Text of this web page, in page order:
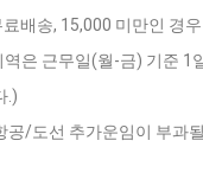
료배송, 15,000 미만인 경
은 근무일(월-금) 기준
.)
공/도선 추가운임이 부과